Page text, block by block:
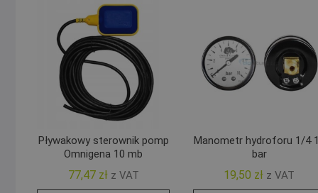
Pływakowy sterownik pomp
Omnigena 10 mb
77,47 zł z VAT
Manometr hydroforu 1/4
bar
19,50 zł z VAT